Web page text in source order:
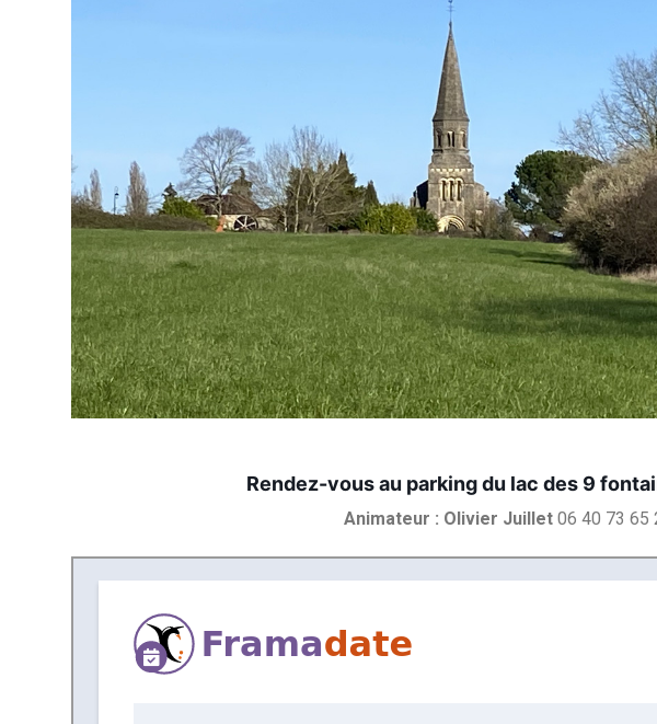
Rendez-vous au parking du lac des 9
Animateur : Olivier Juillet 06 40 73 65